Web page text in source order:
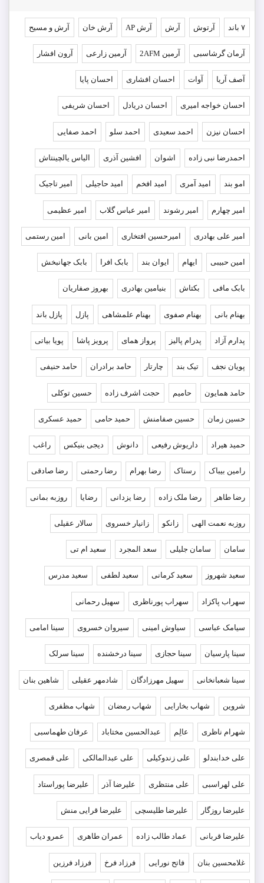
۷ باند آرتوش آرش آرش AP آرش خان آرش و مسیح
آرمان گرشاسبی آرمین 2AFM آرمین زارعی آرون افشار
آصف آریا آوات احسان افشاری احسان پایا
احسان خواجه امیری احسان دریادل احسان شریفی
احسان نیزن احمد سعیدی احمد سلو احمد صفایی
احمدرضا نبی زاده اشوان افشین آذری الیاس یالچینتاش
امو بند امید آمری امید افخم امید حاجیلی امیر تاجیک
امیر چهارم امیر رشوند امیر عباس گلاب امیر عظیمی
امیر علی بهادری امیرحسین افتخاری امین بانی امین رستمی
امین حبیبی ایهام ایوان بند بابک افرا بابک جهانبخش
بابک مافی بکتاش بنیامین بهادری بهروز صفاریان
بهنام بانی بهنام صفوی بهنام علمشاهی پازل پازل باند
پدارم آزاد پدرام پالیز پرواز همای پرویز پاشا پویا بیاتی
پویان نجف تیک بند چارتار حامد برادران حامد حنیفی
حامد همایون حامیم حجت اشرف زاده حسین توکلی
حسین زمان حسین صفامنش حمید حامی حمید عسکری
حمید هیراد داریوش رفیعی دانوش دیجی بنیکس راغب
رامین بیباک رستاک رضا بهرام رضا رحمتی رضا صادقی
رضا طاهر رضا ملک زاده رضا یزدانی رضایا روزبه بمانى
روزبه نعمت الهی زانکو زانیار خسروی سالار عقیلی
سامان سامان جلیلی سعد المجرد سعید ام تی
سعید شهروز سعید کرمانی سعید لطفی سعید مدرس
سهراب پاکزاد سهراب پورناظری سهیل رحمانی
سیامک عباسی سیاوش امینی سیروان خسروی سینا امامی
سینا پارسیان سینا حجازی سینا درخشنده سینا سرلک
سینا شعبانخانی سهیل مهرزادگان شادمهر عقیلی شاهین بنان
شروین شهاب بخارایی شهاب رمضان شهاب مظفری
شهرام ناظری عالِم عبدالحسین مختاباد عرفان طهماسبی
علی خدابندلو علی زندوکیلی علی عبدالمالکی علی قمصری
علی لهراسبی علی منتظری علیرضا آذر علیرضا پوراستاد
علیرضا روزگار علیرضا طلیسچی علیرضا قرایی منش
علیرضا قربانی عماد طالب زاده عمران طاهری عمرو دیاب
غلامحسین بنان فاتح نورایی فرزاد فرخ فرزاد فرزین